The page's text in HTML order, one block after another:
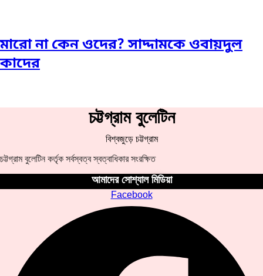
মারো না কেন ওদের? সাদ্দামকে ওবায়দুল
কাদের
চট্টগ্রাম বুলেটিন
বিশ্বজুড়ে চট্টগ্রাম
চট্টগ্রাম বুলেটিন কর্তৃক সর্বস্বত্ব স্বত্বাধিকার সংরক্ষিত
আমাদের সোশ্যাল মিডিয়া
Facebook